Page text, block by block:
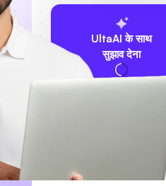
UltaAI के साथ
सुझाव देना